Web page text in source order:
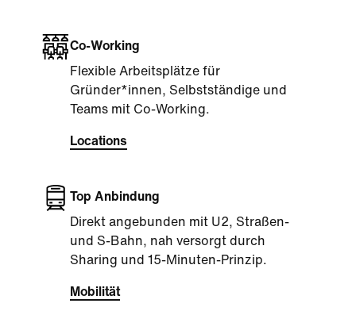
Co-Working
Flexible Arbeitsplätze für
Gründer*innen, Selbstständige und
Teams mit Co-Working.
Locations
Top Anbindung
Direkt angebunden mit U2, Straßen-
und S-Bahn, nah versorgt durch
Sharing und 15-Minuten-Prinzip.
Mobilität